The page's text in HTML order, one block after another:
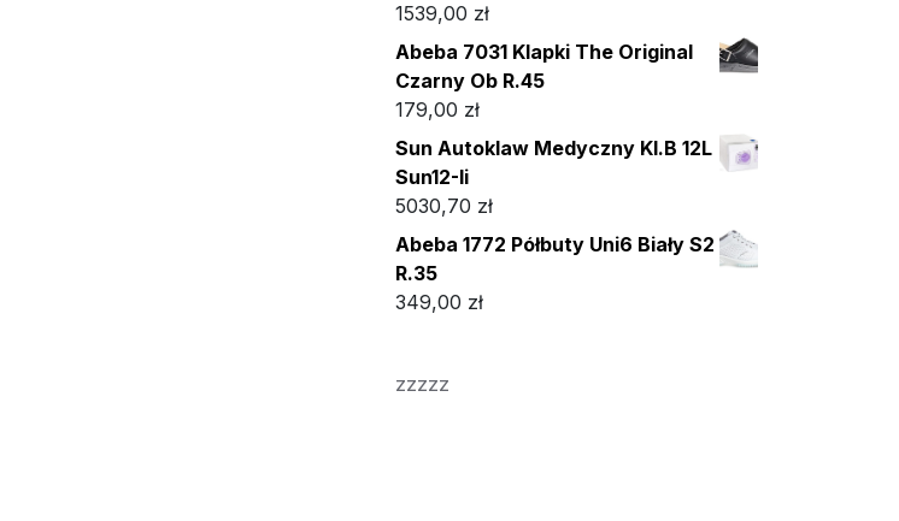
1539,00 zł
Abeba 7031 Klapki The Original
Czarny Ob R.45
179,00 zł
Sun Autoklaw Medyczny Kl.B 12L
Sun12-Ii
5030,70 zł
Abeba 1772 Półbuty Uni6 Biały S2
R.35
349,00 zł
zzzzz